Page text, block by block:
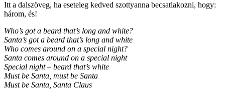
Itt a dalszöveg, ha eseteleg kedved szottyanna becsatlakozni, hogy:
három, és!
Who’s got a beard that’s long and white?
Santa’s got a beard that’s long and white
Who comes around on a special night?
Santa comes around on a special night
Special night – beard that’s white
Must be Santa, must be Santa
Must be Santa, Santa Claus